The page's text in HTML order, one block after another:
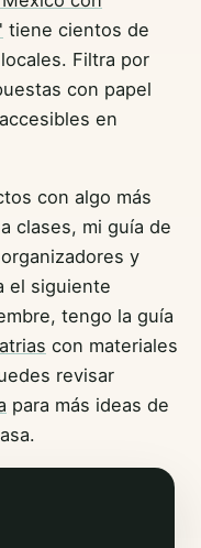
tiene cientos de
Filtra por
con papel
en
con algo más
clases, mi guía de
y
el siguiente
tengo la guía
con materiales
revisar
para más ideas de